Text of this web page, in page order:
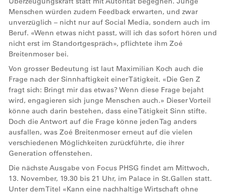
Menschen würden zudem Feedback erwarten, und zwar
unverzüglich – nicht nur auf Social Media, sondern auch im
Beruf. «Wenn etwas nicht passt, will ich das sofort hören und
nicht erst im Standortgespräch», pflichtete ihm Zoé
Breitenmoser bei.
Von grosser Bedeutung ist laut Maximilian Koch auch die
Frage nach der Sinnhaftigkeit einer Tätigkeit. «Die Gen Z
fragt sich: Bringt mir das etwas? Wenn diese Frage bejaht
wird, engagieren sich junge Menschen auch.» Dieser Vorteil
könne auch darin bestehen, dass eine Tätigkeit Sinn stifte.
Doch die Antwort auf die Frage könne jeden Tag anders
ausfallen, was Zoé Breitenmoser erneut auf die vielen
verschiedenen Möglichkeiten zurückführte, die ihrer
Generation offenstehen.
Die nächste Ausgabe von Focus PHSG findet am Mittwoch,
13. November, 19.30 bis 21 Uhr, im Palace in St.Gallen statt.
Unter dem Titel «Kann eine nachhaltige Wirtschaft ohne